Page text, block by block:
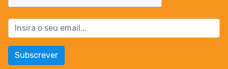
Subscrever